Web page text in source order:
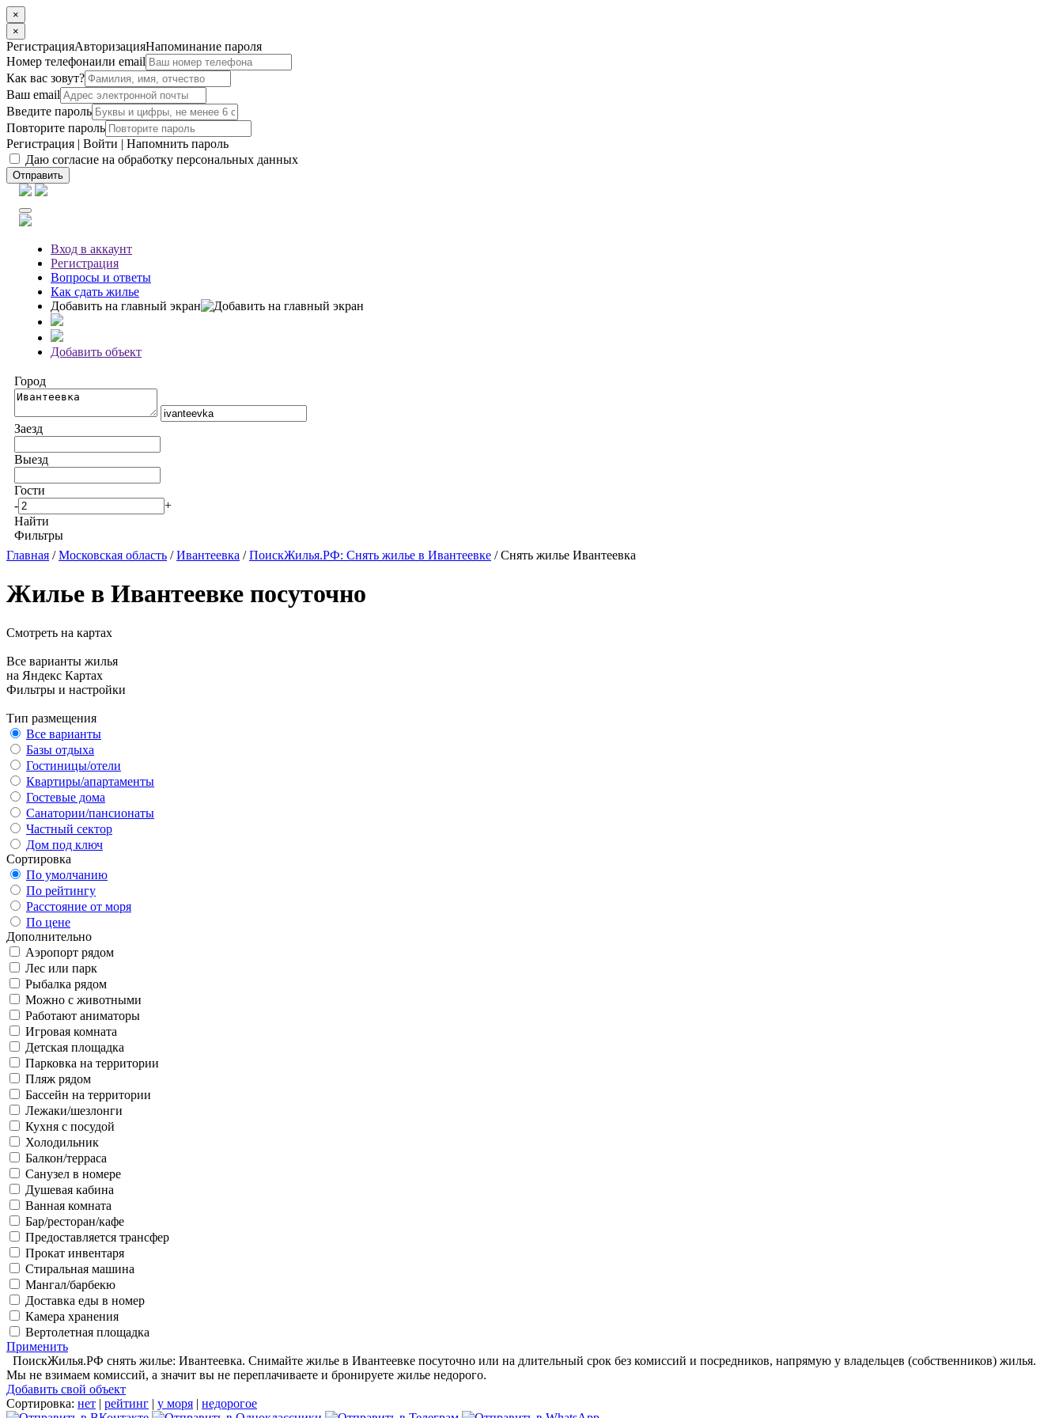
×
×
РегистрацияАвторизацияНапоминание пароля
Номер телефонаили email
Как вас зовут?
Ваш email
Введите пароль
Повторите пароль
Регистрация | Войти | Напомнить пароль
Даю согласие на обработку персональных данных
Отправить
Вход в аккаунт
Регистрация
Вопросы и ответы
Как сдать жилье
Добавить на главный экран
Добавить объект
Город
Заезд
Выезд
Гости
-
+
Найти
Фильтры
Главная /Московская область /Ивантеевка /ПоискЖилья.РФ: Снять жилье в Ивантеевке / Снять жилье Ивантеевка
Жилье в Ивантеевке посуточно
Смотреть на картах
Все варианты жилья
на Яндекс Картах
Фильтры и настройки
Тип размещения
Все варианты
Базы отдыха
Гостиницы/отели
Квартиры/апартаменты
Гостевые дома
Санатории/пансионаты
Частный сектор
Дом под ключ
Сортировка
По умолчанию
По рейтингу
Расстояние от моря
По цене
Дополнительно
Аэропорт рядом
Лес или парк
Рыбалка рядом
Можно с животными
Работают аниматоры
Игровая комната
Детская площадка
Парковка на территории
Пляж рядом
Бассейн на территории
Лежаки/шезлонги
Кухня с посудой
Холодильник
Балкон/терраса
Санузел в номере
Душевая кабина
Ванная комната
Бар/ресторан/кафе
Предоставляется трансфер
Прокат инвентаря
Стиральная машина
Мангал/барбекю
Доставка еды в номер
Камера хранения
Вертолетная площадка
Применить
ПоискЖилья.РФ снять жилье: Ивантеевка. Снимайте жилье в Ивантеевке посуточно или на длительный срок без комиссий и посредников, напрямую у владельцев (собственников) жилья.
Мы не взимаем комиссий, а значит вы не переплачиваете и бронируете жилье недорого.
Добавить свой объект
Сортировка: нет | рейтинг | у моря | недорогое